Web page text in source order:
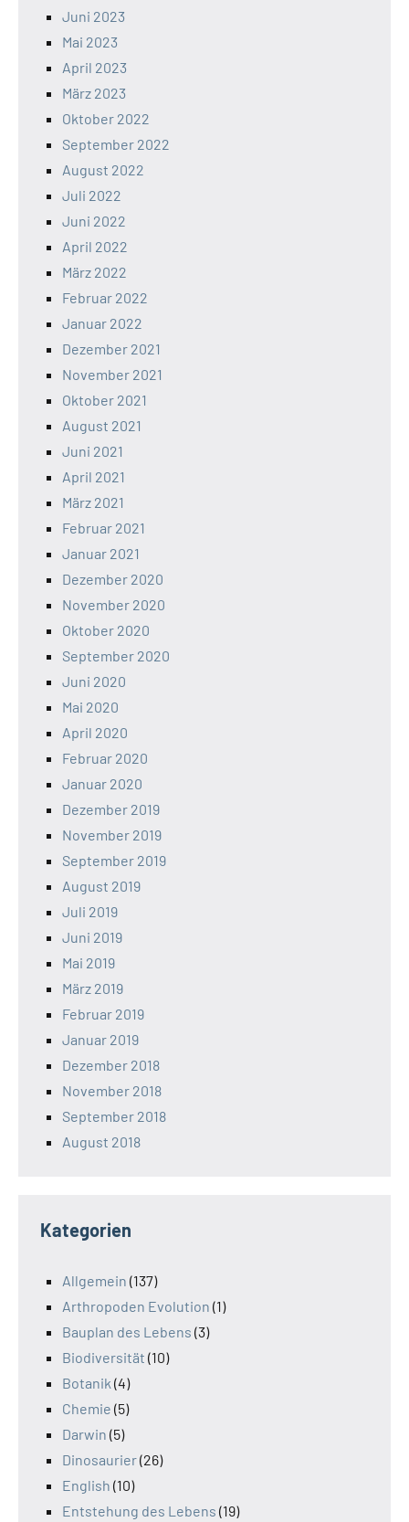
Juni 2023
Mai 2023
April 2023
März 2023
Oktober 2022
September 2022
August 2022
Juli 2022
Juni 2022
April 2022
März 2022
Februar 2022
Januar 2022
Dezember 2021
November 2021
Oktober 2021
August 2021
Juni 2021
April 2021
März 2021
Februar 2021
Januar 2021
Dezember 2020
November 2020
Oktober 2020
September 2020
Juni 2020
Mai 2020
April 2020
Februar 2020
Januar 2020
Dezember 2019
November 2019
September 2019
August 2019
Juli 2019
Juni 2019
Mai 2019
März 2019
Februar 2019
Januar 2019
Dezember 2018
November 2018
September 2018
August 2018
Kategorien
Allgemein (137)
Arthropoden Evolution (1)
Bauplan des Lebens (3)
Biodiversität (10)
Botanik (4)
Chemie (5)
Darwin (5)
Dinosaurier(26)
English (10)
Entstehung des Lebens (19)